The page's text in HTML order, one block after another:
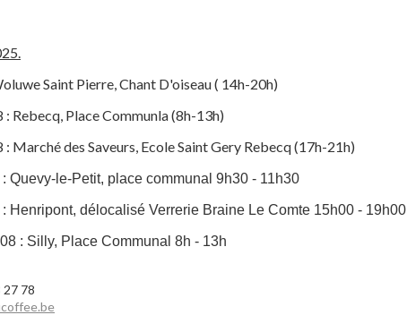
Saint Pierre, Chant D'oiseau ( 14h-20h)
: Rebecq, Place Communla (8h-13h)
Marché des Saveurs, Ecole Saint Gery Rebecq (17h-21h)
Quevy-le-Petit, place communal 9h30 - 11h30
Henripont, délocalisé Verrerie Braine Le Comte 15h00 - 19h00
: Silly, Place Communal 8h - 13h
27 78